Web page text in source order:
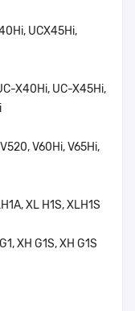
UCX45Hi,
X40Hi, UC-X45Hi,
V60Hi, V65Hi,
XL H1S, XLH1S
XH G1S, XH G1S